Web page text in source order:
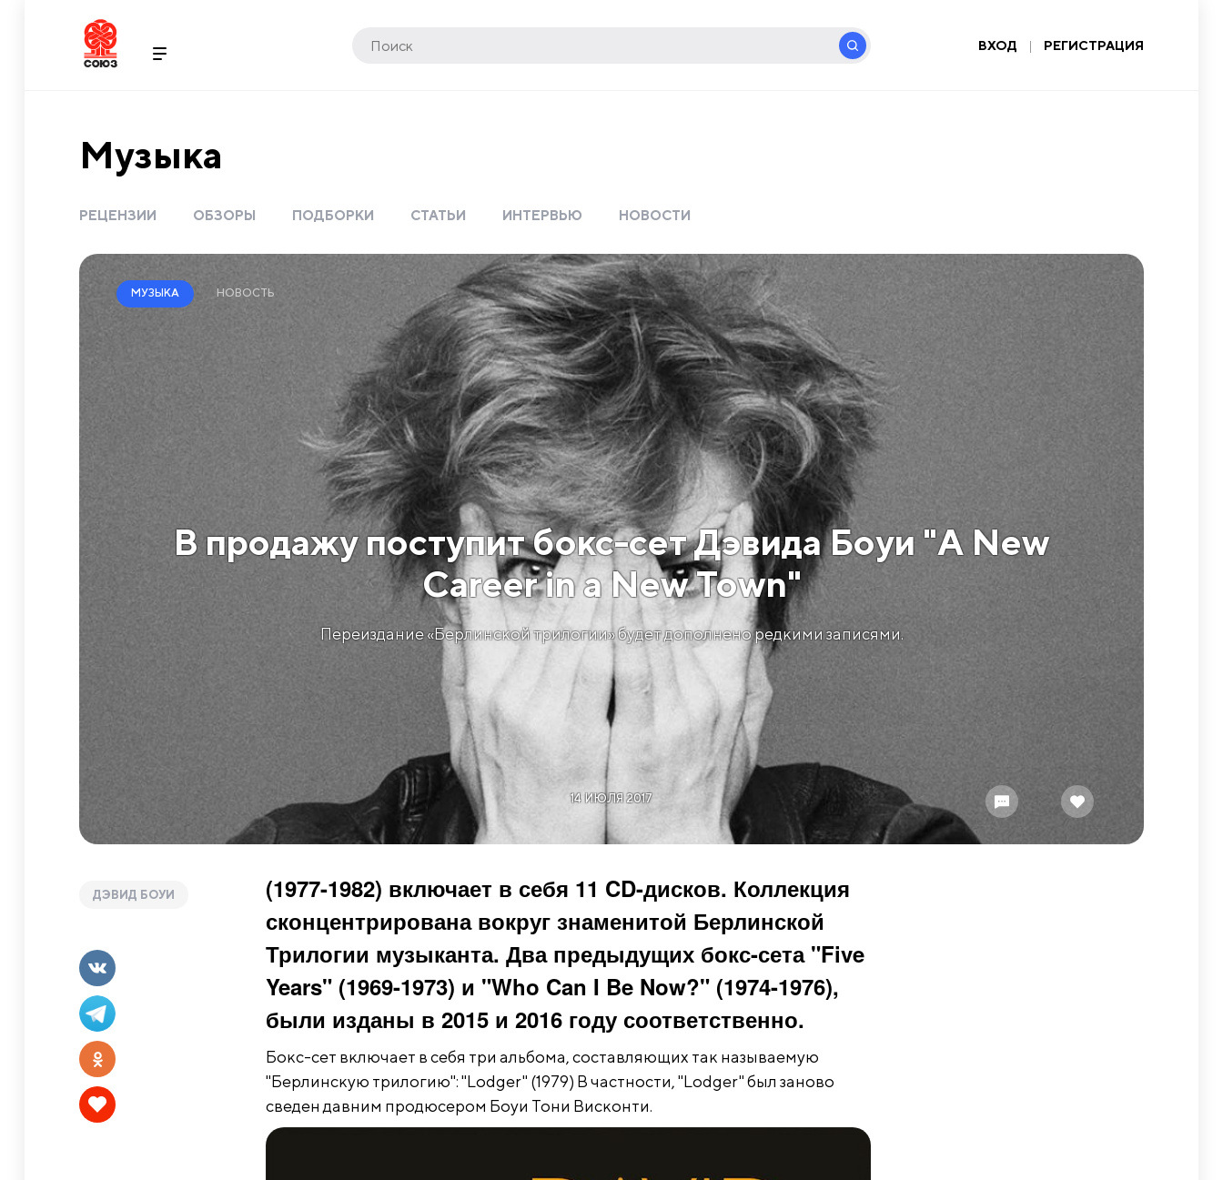
ВХОД | РЕГИСТРАЦИЯ
Музыка
РЕЦЕНЗИИ ОБЗОРЫ ПОДБОРКИ СТАТЬИ ИНТЕРВЬЮ НОВОСТИ
В продажу поступит бокс-сет Дэвида Боуи "A New
Career in a New Town"
Переиздание «Берлинской трилогии» будет дополнено редкими записями.
МУЗЫКА НОВОСТЬ
14 ИЮЛЯ 2017
ДЭВИД БОУИ
(1977-1982) включает в себя 11 CD-дисков. Коллекция
сконцентрирована вокруг знаменитой Берлинской
Трилогии музыканта. Два предыдущих бокс-сета "Five
Years" (1969-1973) и "Who Can I Be Now?" (1974-1976),
были изданы в 2015 и 2016 году соответственно.
Бокс-сет включает в себя три альбома, составляющих так называемую
"Берлинскую трилогию": "Lodger" (1979) В частности, "Lodger" был заново
сведен давним продюсером Боуи Тони Висконти.